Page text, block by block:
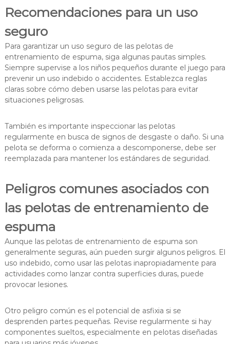
Recomendaciones para un uso
seguro
Para garantizar un uso seguro de las pelotas de
entrenamiento de espuma, siga algunas pautas simples.
Siempre supervise a los niños pequeños durante el juego para
prevenir un uso indebido o accidentes. Establezca reglas
claras sobre cómo deben usarse las pelotas para evitar
situaciones peligrosas.
También es importante inspeccionar las pelotas
regularmente en busca de signos de desgaste o daño. Si una
pelota se deforma o comienza a descomponerse, debe ser
reemplazada para mantener los estándares de seguridad.
Peligros comunes asociados con
las pelotas de entrenamiento de
espuma
Aunque las pelotas de entrenamiento de espuma son
generalmente seguras, aún pueden surgir algunos peligros. El
uso indebido, como usar las pelotas inapropiadamente para
actividades como lanzar contra superficies duras, puede
provocar lesiones.
Otro peligro común es el potencial de asfixia si se
desprenden partes pequeñas. Revise regularmente si hay
componentes sueltos, especialmente en pelotas diseñadas